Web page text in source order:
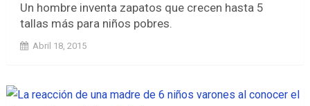
Un hombre inventa zapatos que crecen hasta 5
tallas más para niños pobres.
Abril 18, 2015